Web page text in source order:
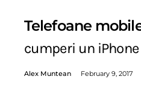
Telefoane
cumperi un iPhone
Alex Muntean February 9, 2017